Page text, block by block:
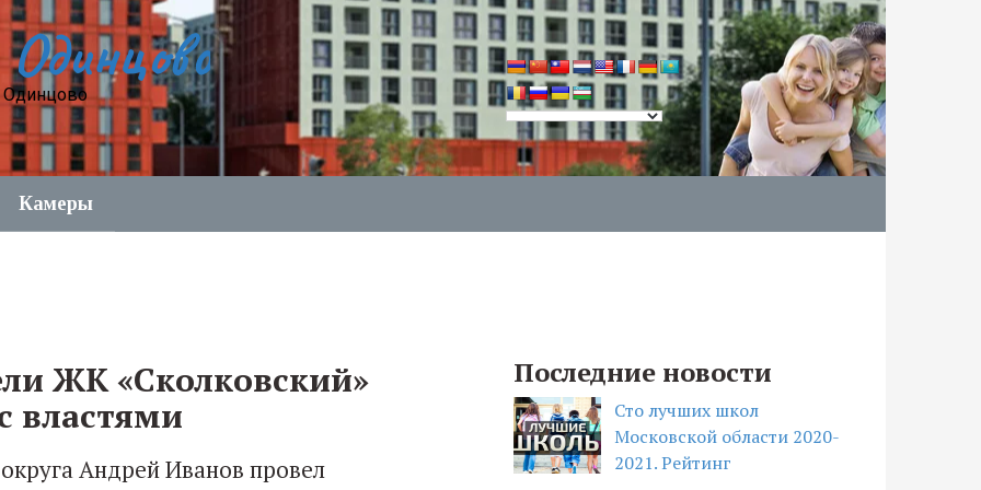
Одинцово
Камеры
ЖК «Сколковский»
властями
Андрей Иванов провел
Последние новости
Сто лучших школ
Московской области 2020-
2021. Рейтинг